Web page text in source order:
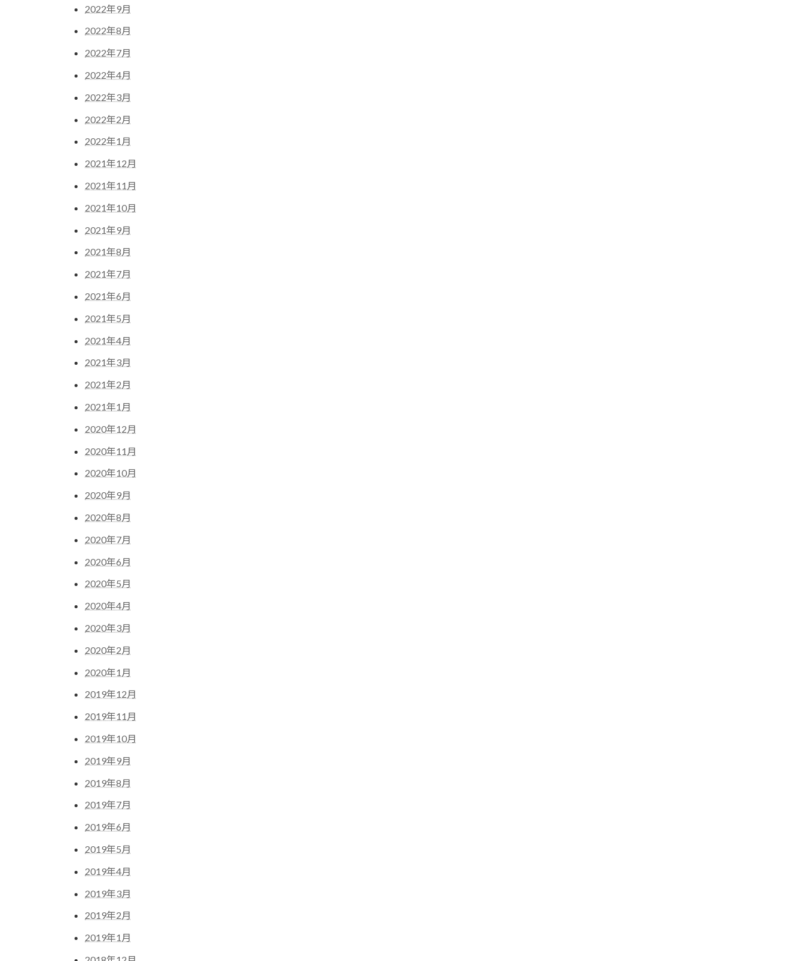
2022年9月
2022年8月
2022年7月
2022年4月
2022年3月
2022年2月
2022年1月
2021年12月
2021年11月
2021年10月
2021年9月
2021年8月
2021年7月
2021年6月
2021年5月
2021年4月
2021年3月
2021年2月
2021年1月
2020年12月
2020年11月
2020年10月
2020年9月
2020年8月
2020年7月
2020年6月
2020年5月
2020年4月
2020年3月
2020年2月
2020年1月
2019年12月
2019年11月
2019年10月
2019年9月
2019年8月
2019年7月
2019年6月
2019年5月
2019年4月
2019年3月
2019年2月
2019年1月